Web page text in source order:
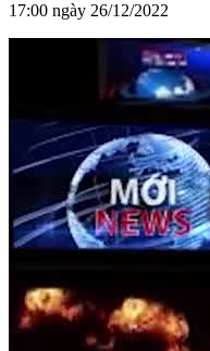
17:00 ngày 26/12/2022